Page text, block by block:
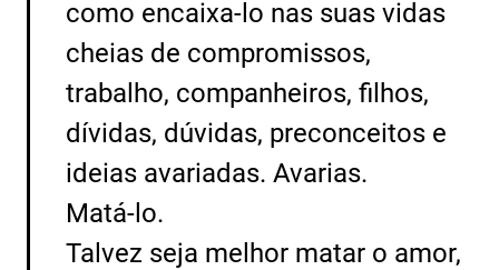
como encaixa-lo nas suas vidas
cheias de compromissos,
trabalho, companheiros, filhos,
dívidas, dúvidas, preconceitos e
ideias avariadas. Avarias.
Matá-lo.
Talvez seja melhor matar o amor,